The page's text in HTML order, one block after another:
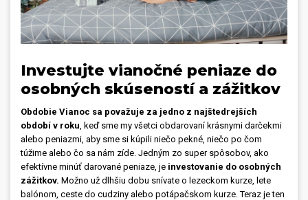
Investujte vianočné peniaze do
osobných skúseností a zážitkov
Obdobie Vianoc sa považuje za jedno z najštedrejších
období v roku , keď sme my všetci obdarovaní krásnymi darčekmi
alebo peniazmi, aby sme si kúpili niečo pekné, niečo po čom
túžime alebo čo sa nám zíde. Jedným zo super spôsobov, ako
efektívne minúť darované peniaze, je investovanie do osobných
zážitkov. Možno už dlhšiu dobu snívate o lezeckom kurze, lete
balónom, ceste do cudziny alebo potápačskom kurze. Teraz je ten